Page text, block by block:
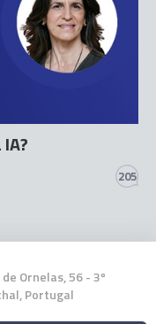
205
Ornelas, 56 - 3º
Portugal